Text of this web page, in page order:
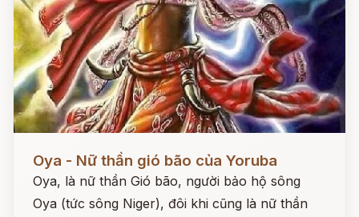
Oya - Nữ thần gió bão của Yoruba
Oya, là nữ thần Gió bão, người bảo hộ sông
Oya (tức sông Niger), đôi khi cũng là nữ thần